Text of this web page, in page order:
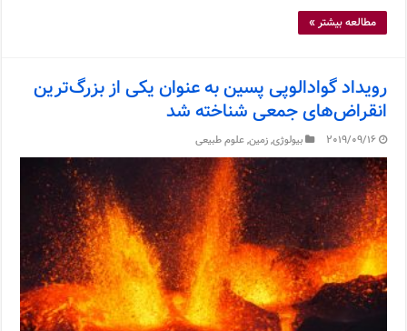
مطالعه بیشتر »
رویداد گوادالوپی پسین به عنوان یکی از بزرگ‌ترین
انقراض‌های جمعی شناخته شد
2019/09/16 بیولوژی,زمین,علوم طبیعی